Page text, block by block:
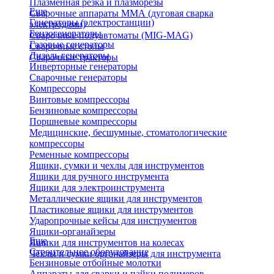
Плазменная резка и плазморезы
Сварочные аппараты ММА (дуговая сварка
электродами)
Сварочные полуавтоматы (MIG-MAG)
Сварочные столы
Сварочные тракторы
Еще
Генераторы (электростанции)
Бензогенераторы
Газовые генераторы
Дизель генераторы
Инверторные генераторы
Сварочные генераторы
Компрессоры
Винтовые компрессоры
Бензиновые компрессоры
Поршневые компрессоры
Медицинские, бесшумные, стоматологические
компрессоры
Ременные компрессоры
Ящики, сумки и чехлы для инструментов
Ящики для ручного инструмента
Ящики для электроинструмента
Металлические ящики для инструментов
Пластиковые ящики для инструментов
Ударопрочные кейсы для инструментов
Ящики-органайзеры
Ящики для инструментов на колесах
Чехлы и сумки органайзеры для инструмента
Еще
Строительное оборудование
Бензиновые отбойные молотки